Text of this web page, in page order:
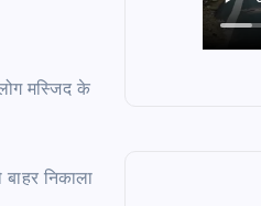
मस्जिद के
निकाला